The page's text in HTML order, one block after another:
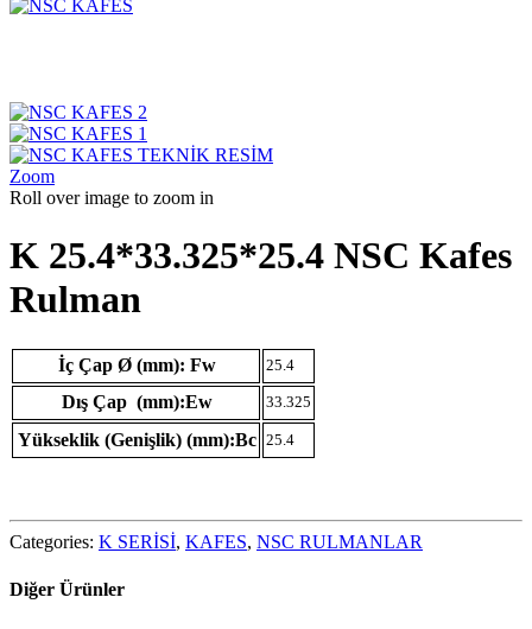
Zoom
Roll over image to zoom in
K 25.4*33.325*25.4 NSC Kafes
Rulman
İç Çap Ø (mm): Fw 25.4
Dış Çap (mm):Ew 33.325
Yükseklik (Genişlik) (mm):Bc 25.4
Categories: K SERİSİ, KAFES, NSC RULMANLAR
Diğer Ürünler